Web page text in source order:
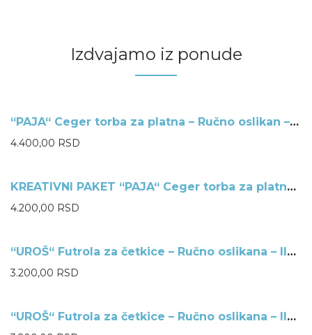
Izdvajamo iz ponude
NEMA NA ZALIHAMA
“PAJA“ Ceger torba za platna – Ručno oslikan – Ilustracija David
4.400,00 RSD
KREATIVNI PAKET “PAJA“ Ceger torba za platna – Oslikaj sam
4.200,00 RSD
“UROŠ“ Futrola za četkice – Ručno oslikana – Ilustracija David
3.200,00 RSD
“UROŠ“ Futrola za četkice – Ručno oslikana – Ilustracija Klimt